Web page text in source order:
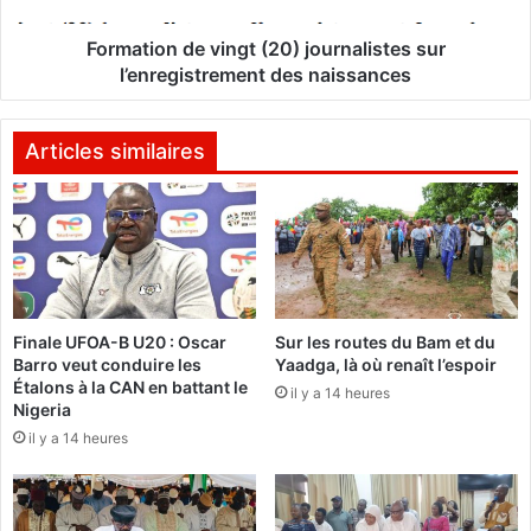
h
s
n
k
a
r
a
s
e
r
a
a
u
e
n
n
v
i
g
t
(
2
0
)
j
o
u
r
n
a
i
s
Formation de vingt (20) journalistes sur
l’enregistrement des naissances
Articles similaires
Finale UFOA-B U20 : Oscar
Barro veut conduire les
Étalons à la CAN en battant le
Nigeria
il y a 14 heures
Sur les routes du Bam et du
Yaadga, là où renaît l’espoir
il y a 14 heures